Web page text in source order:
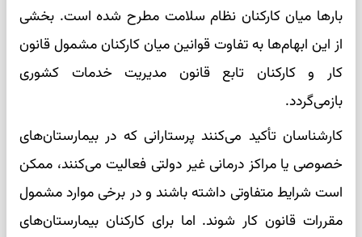
بارها میان کارکنان نظام سلامت مطرح شده است. بخشی
از این ابهام‌ها به تفاوت قوانین میان کارکنان مشمول قانون
کار و کارکنان تابع قانون مدیریت خدمات کشوری
بازمی‌گردد.
کارشناسان تأکید می‌کنند پرستارانی که در بیمارستان‌های
خصوصی یا مراکز درمانی غیر دولتی فعالیت می‌کنند، ممکن
است شرایط متفاوتی داشته باشند و در برخی موارد مشمول
مقررات قانون کار شوند. اما برای کارکنان بیمارستان‌های